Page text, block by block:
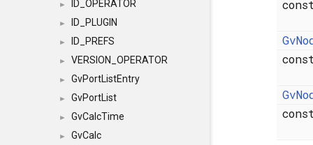
► ID_OPERATOR
► ID_PLUGIN
► ID_PREFS
► VERSION_OPERATOR
► GvPortListEntry
► GvPortList
► GvCalcTime
► GvCalc